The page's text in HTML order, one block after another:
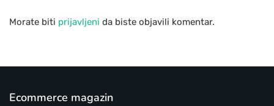
Morate biti prijavljeni da biste objavili komentar.
Ecommerce magazin